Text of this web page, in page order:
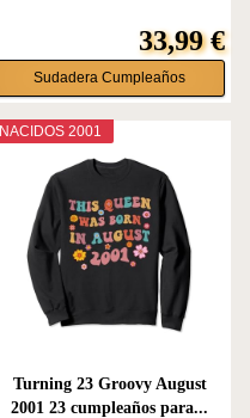
33,99 €
Sudadera Cumpleaños
NACIDOS 2001
Turning 23 Groovy August
2001 23 cumpleaños para...